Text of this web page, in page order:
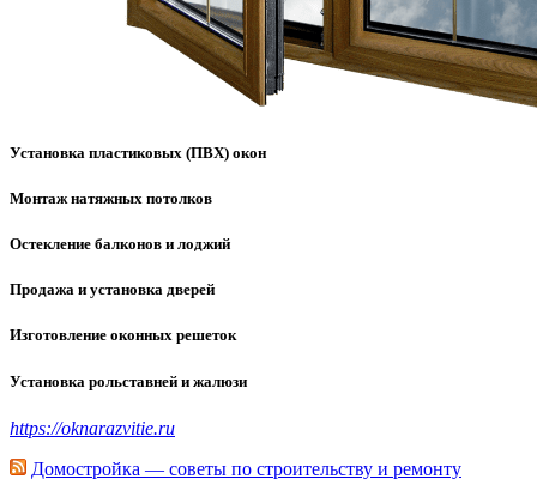
Установка пластиковых (ПВХ) окон
Монтаж натяжных потолков
Остекление балконов и лоджий
Продажа и установка дверей
Изготовление оконных решеток
Установка рольставней и жалюзи
https://oknarazvitie.ru
Домостройка — советы по строительству и ремонту